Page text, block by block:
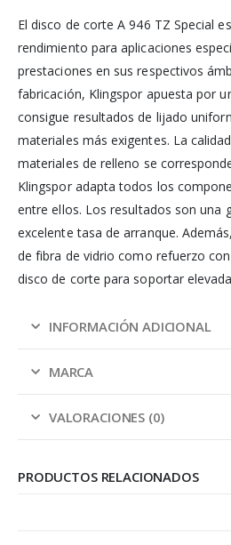
El disco de corte A 946 TZ Special
rendimiento para aplicaciones
prestaciones en sus respectivos
fabricación, Klingspor apuesta por
consigue resultados de lijado
materiales más exigentes. La
materiales de relleno se
Klingspor adapta todos los
entre ellos. Los resultados son una
excelente tasa de arranque.
de fibra de vidrio como refuerzo
disco de corte para soportar
INFORMACIÓN ADICIONAL
MARCA
VALORACIONES (0)
PRODUCTOS RELACIONADOS